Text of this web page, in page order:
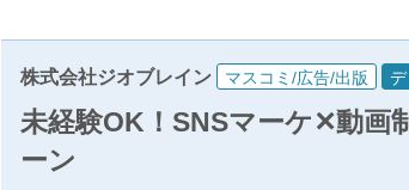
株式会社ジオブレイン マスコミ/広告/出版
未経験OK！SNSマーケ✕動画
ーン